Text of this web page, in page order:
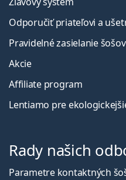
Odporučiť priateľovi a
Pravidelné zasielanie
Akcie
Affiliate program
Lentiamo pre
Rady našich
Parametre kontaktných